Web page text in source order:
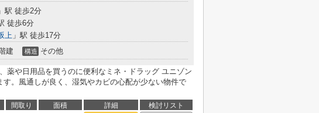
」駅 徒歩2分
徒歩6分
上 」駅 徒歩17分
建 構造 その他
薬や日用品を買うのに便利なミネ・ドラッグ ユニゾン
す。風通しが良く、湿気やカビの心配が少ない物件で
間取り 面積 詳細
検討リスト